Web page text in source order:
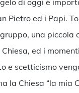
Pietro ed i Papi.
una piccola
ed i
e scetticismo
la Chiesa “la mia